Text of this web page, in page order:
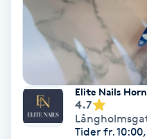
NBE-massage
Ny frisyr
Olaplex
Elite Nails
4.7
Tider fr.